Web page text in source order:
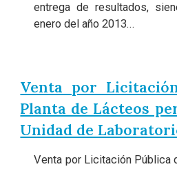
entrega de resultados,
enero del año 2013...
Venta por
Planta de Lácteos
Unidad de
Venta por Licitación Pública